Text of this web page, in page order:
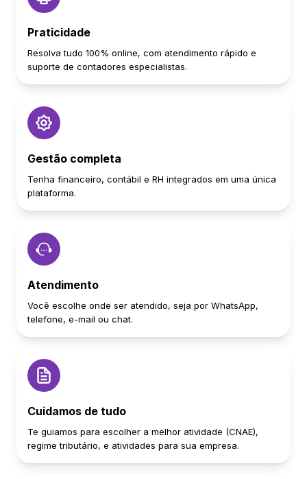
Praticidade
Resolva tudo 100% online, com atendimento rápido e
suporte de contadores especialistas.
Gestão completa
Tenha financeiro, contábil e RH integrados em uma única
plataforma.
Atendimento
Você escolhe onde ser atendido, seja por WhatsApp,
telefone, e-mail ou chat.
Cuidamos de tudo
Te guiamos para escolher a melhor atividade (CNAE),
regime tributário, e atividades para sua empresa.